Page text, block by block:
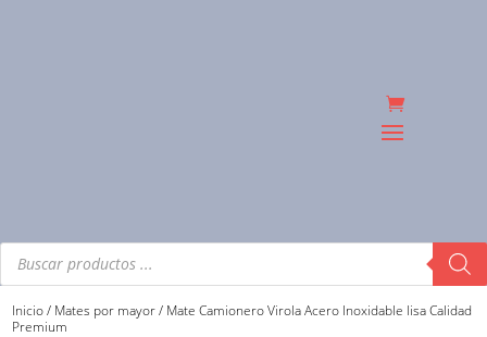
Búsqueda
productos
Inicio/ Mates por mayor/ Mate Camionero Virola Acero Inoxidable lisa Calidad
Premium